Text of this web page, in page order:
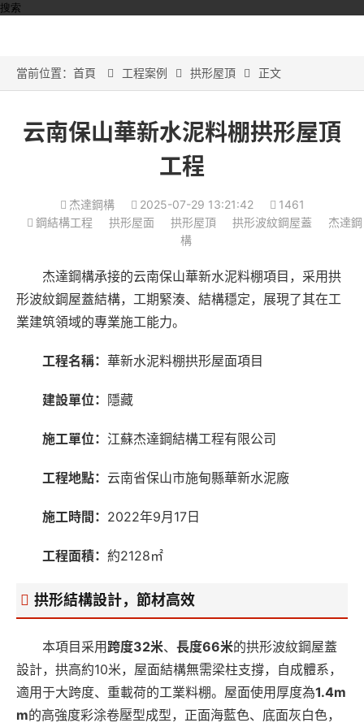
搜索
當前位置： 首頁  工程案例  拱形屋頂  正文
云南保山華新水泥料棚拱形屋頂
工程
杰達鋼構 2025-07-29 13:21:42
1461
鋼結構工程
拱形屋面 拱形屋頂 拱形波紋鋼屋蓋
杰達鋼
構
杰達鋼構承接的云南保山華新水泥料棚項目，采用拱
形波紋鋼屋蓋結構，工期緊湊、結構穩定，展現了其在工
業建筑領域的專業施工能力。
工程名稱： 華新水泥料棚拱形屋面項目
建設單位： 隱藏
施工單位： 江蘇杰達鋼結構工程有限公司
工程地點： 云南省保山市施甸縣華新水泥廠
施工時間： 2022年9月17日
工程面積： 約2128㎡
拱形結構設計，節材高效
本項目采用跨度32米、 長度66米的拱形波紋鋼屋蓋
設計，拱高約10米，屋面結構無需梁柱支撐，自成體系，
適用于大跨度、重載荷的工業料棚。屋面使用厚度為1.4m
m的高強度彩涂卷壓型成型，正面海藍色、底面灰白色，